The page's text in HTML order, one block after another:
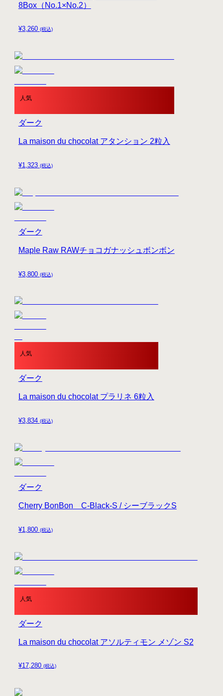
¥3,260 (税込)
8Box（No.1×No.2）
人気
¥1,323 (税込)
La maison du chocolat アタンション 2粒入
ダーク
¥3,800 (税込)
Maple Raw RAWチョコガナッシュボンボン
ダーク
人気
¥3,834 (税込)
La maison du chocolat プラリネ 6粒入
ダーク
¥1,800 (税込)
Cherry BonBon C-Black-S / シーブラックS
ダーク
人気
¥17,280 (税込)
La maison du chocolat アソルティモン メゾン S2
ダーク